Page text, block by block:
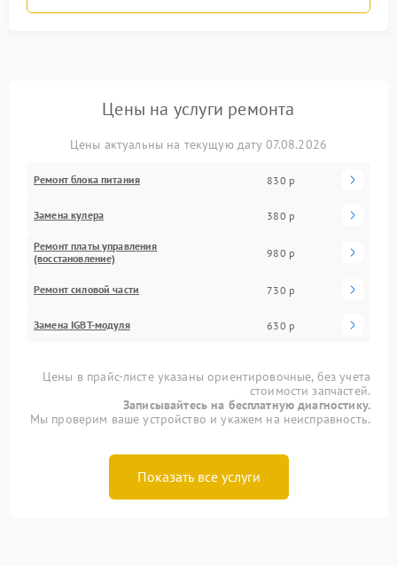
Цены на услуги ремонта
Цены актуальны на текущую дату 07.08.2026
Ремонт блока питания 830 р
Замена кулера 380 р
Ремонт платы управления
(восстановление)
980 р
Ремонт силовой части 730 р
Замена IGBT-модуля 630 р
Цены в прайс-листе указаны ориентировочные, без учета
стоимости запчастей.
Записывайтесь на бесплатную диагностику.
Мы проверим ваше устройство и укажем на неисправность.
Показать все услуги